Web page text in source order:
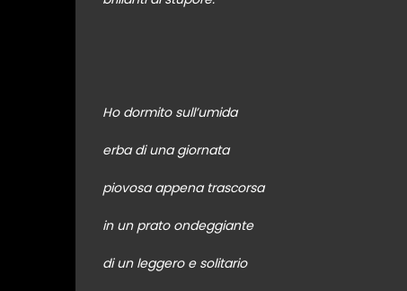
Ho dormito sull’umida
erba di una giornata
piovosa appena trascorsa
in un prato ondeggiante
di un leggero e solitario